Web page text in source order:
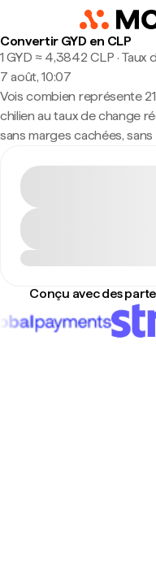
Convertir GYD en CLP
1 GYD ≈ 4,3842 CLP · Taux
7 août, 10:07
Vois combien représente
chilien au taux de change
sans marges cachées,
Conçu avec des